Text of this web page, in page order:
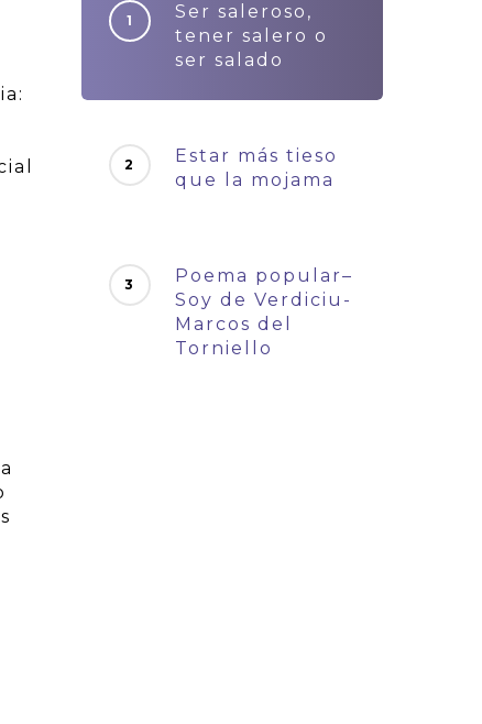
Ser saleroso,
tener salero o
ser salado
Estar más tieso
que la mojama
Poema popular–
Soy de Verdiciu-
Marcos del
Torniello